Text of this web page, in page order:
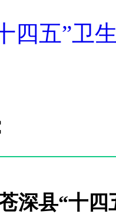
四五”卫
深县“十